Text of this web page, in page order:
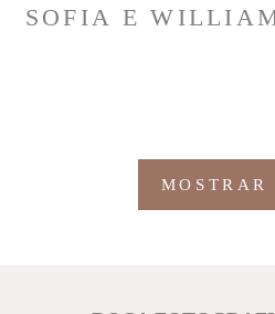
SOFIA E
MOSTRAR